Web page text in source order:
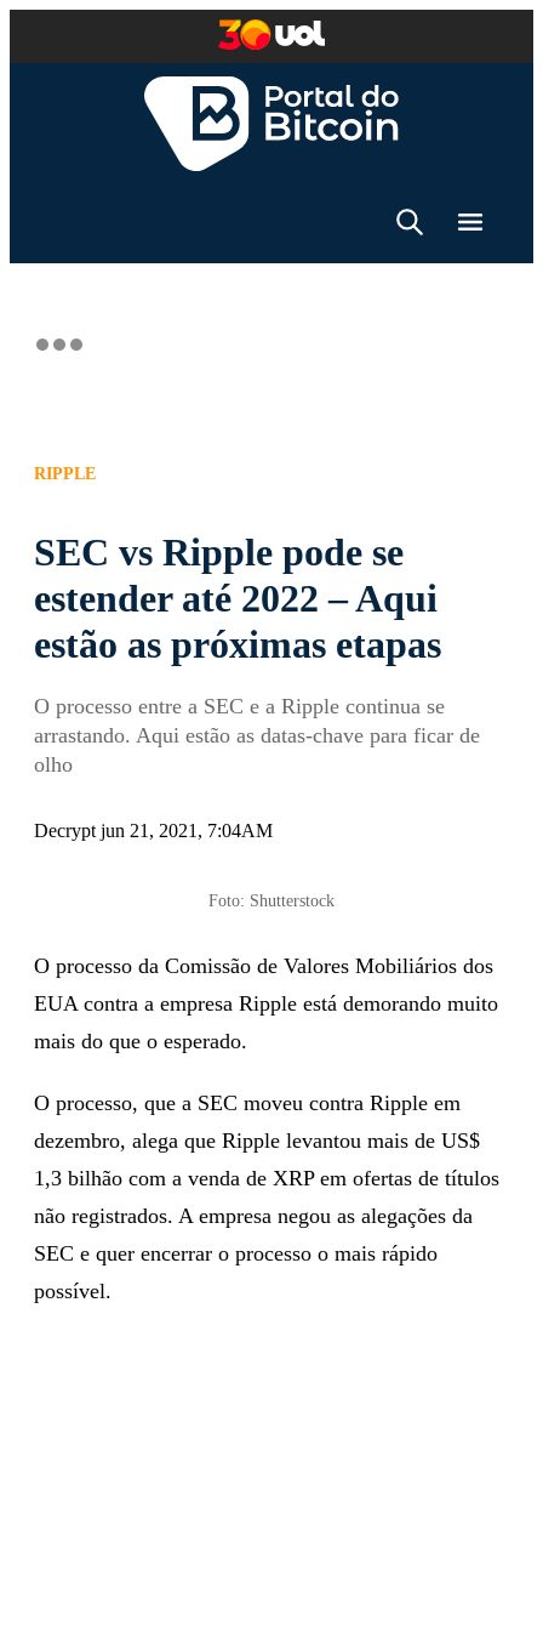
RIPPLE
SEC vs Ripple pode se
estender até 2022 – Aqui
estão as próximas etapas
O processo entre a SEC e a Ripple continua se
arrastando. Aqui estão as datas-chave para ficar de
olho
Decrypt jun 21, 2021, 7:04AM
Foto: Shutterstock
O processo da Comissão de Valores Mobiliários dos
EUA contra a empresa Ripple está demorando muito
mais do que o esperado.
O processo, que a SEC moveu contra Ripple em
dezembro, alega que Ripple levantou mais de US$
1,3 bilhão com a venda de XRP em ofertas de títulos
não registrados. A empresa negou as alegações da
SEC e quer encerrar o processo o mais rápido
possível.